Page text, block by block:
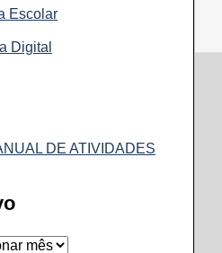
Escolar
Digital
DE ATIVIDADES